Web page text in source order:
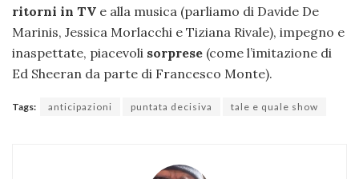
ritorni in TV e alla musica (parliamo di Davide De
Marinis, Jessica Morlacchi e Tiziana Rivale), impegno e
inaspettate, piacevoli sorprese (come l’imitazione di
Ed Sheeran da parte di Francesco Monte).
Tags: anticipazioni puntata decisiva tale e quale show